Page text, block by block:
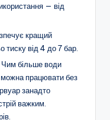
— від
кращий
тиску від 4 до 7 бар.
Чим більше води
працювати без
занадто
важким.